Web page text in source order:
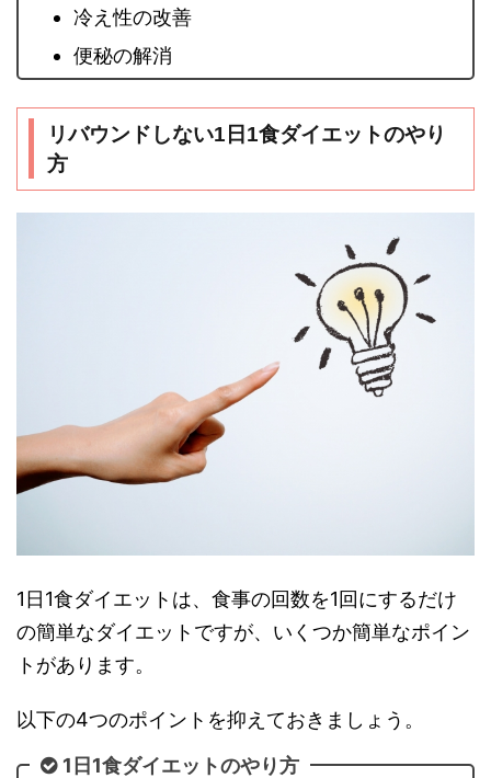
冷え性の改善
便秘の解消
リバウンドしない1日1食ダイエットのやり
方
1日1食ダイエットは、食事の回数を1回にするだけ
の簡単なダイエットですが、いくつか簡単なポイン
トがあります。
以下の4つのポイントを抑えておきましょう。
1日1食ダイエットのやり方